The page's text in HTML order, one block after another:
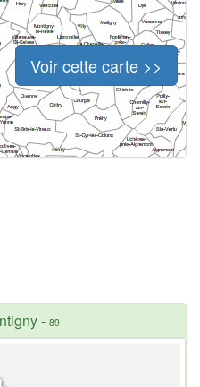
Voir cette carte >>
- 89